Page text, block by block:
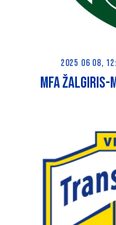
2025 06 08,
MFA ŽALGIRIS-